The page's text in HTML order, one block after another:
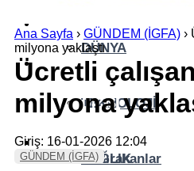
DÜNYA
TEKNOLOJİ
SAĞLIK
SPOR
YAZI DİZİSİ
İz Bırakanlar
YAZARLAR
Ana Sayfa › GÜNDEM (İGFA) ›
milyona yaklaştı
Ücretli
milyona
Giriş: 16-01-2026 12:04
GÜNDEM (İGFA)